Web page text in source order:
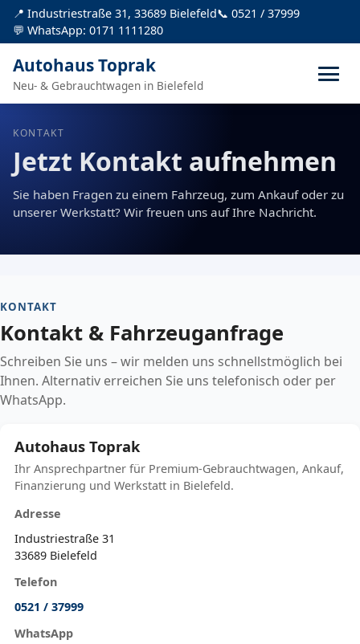
📍 Industriestraße 31, 33689 Bielefeld📞 0521 / 37999
💬 WhatsApp: 0171 1111280
Autohaus Toprak
Neu- & Gebrauchtwagen in Bielefeld
KONTAKT
Jetzt Kontakt aufnehmen
Sie haben Fragen zu einem Fahrzeug, zum Ankauf oder zu
unserer Werkstatt? Wir freuen uns auf Ihre Nachricht.
KONTAKT
Kontakt & Fahrzeuganfrage
Schreiben Sie uns – wir melden uns schnellstmöglich bei
Ihnen. Alternativ erreichen Sie uns telefonisch oder per
WhatsApp.
Autohaus Toprak
Ihr Ansprechpartner für Premium-Gebrauchtwagen, Ankauf,
Finanzierung und Werkstatt in Bielefeld.
Adresse
Industriestraße 31
33689 Bielefeld
Telefon
0521 / 37999
WhatsApp